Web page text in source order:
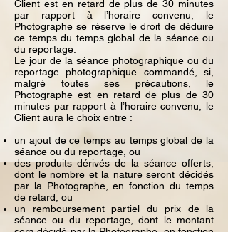
Client est en retard de plus de 30 minutes
par rapport à l’horaire convenu, le
Photographe se réserve le droit de déduire
ce temps du temps global de la séance ou
du reportage.
Le jour de la séance photographique ou du
reportage photographique commandé, si,
malgré toutes ses précautions, le
Photographe est en retard de plus de 30
minutes par rapport à l’horaire convenu, le
Client aura le choix entre :
un ajout de ce temps au temps global de la
séance ou du reportage, ou
des produits dérivés de la séance offerts,
dont le nombre et la nature seront décidés
par la Photographe, en fonction du temps
de retard, ou
un remboursement partiel du prix de la
séance ou du reportage, dont le montant